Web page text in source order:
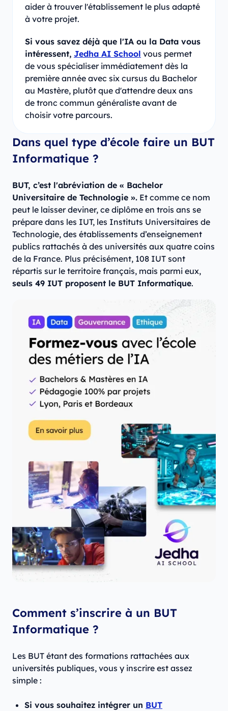
aider à trouver l'établissement le plus adapté
à votre projet.
Si vous savez déjà que l'IA ou la Data vous
intéressent, Jedha AI School vous permet
de vous spécialiser immédiatement dès la
première année avec six cursus du Bachelor
au Mastère, plutôt que d'attendre deux ans
de tronc commun généraliste avant de
choisir votre parcours.
Dans quel type d’école faire un BUT
Informatique ?
BUT, c’est l'abréviation de « Bachelor
Universitaire de Technologie ». Et comme ce nom
peut le laisser deviner, ce diplôme en trois ans se
prépare dans les IUT, les Instituts Universitaires de
Technologie, des établissements d’enseignement
publics rattachés à des universités aux quatre coins
de la France. Plus précisément, 108 IUT sont
répartis sur le territoire français, mais parmi eux,
seuls 49 IUT proposent le BUT Informatique.
Comment s’inscrire à un BUT
Informatique ?
Les BUT étant des formations rattachées aux
universités publiques, vous y inscrire est assez
simple :
Si vous souhaitez intégrer un BUT